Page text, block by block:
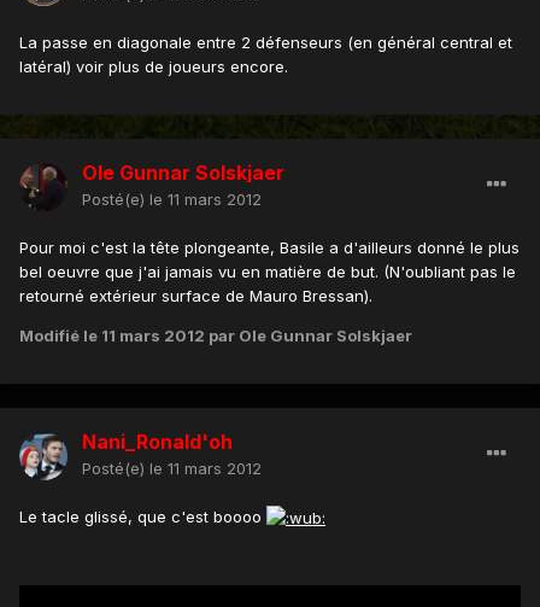
La passe en diagonale entre 2 défenseurs (en général central et
latéral) voir plus de joueurs encore.
Ole Gunnar Solskjaer
Posté(e) le 11 mars 2012
Pour moi c'est la tête plongeante, Basile a d'ailleurs donné le plus
bel oeuvre que j'ai jamais vu en matière de but. (N'oubliant pas le
retourné extérieur surface de Mauro Bressan).
Modifié le 11 mars 2012 par Ole Gunnar Solskjaer
Nani_Ronald'oh
Posté(e) le 11 mars 2012
Le tacle glissé, que c'est boooo